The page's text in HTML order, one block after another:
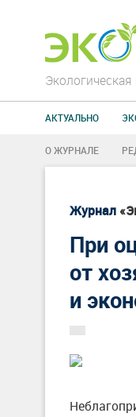
АКТУАЛЬНО
О ЖУРНАЛЕ
Журнал
При
от
и